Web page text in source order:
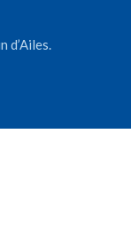
d’Ailes.